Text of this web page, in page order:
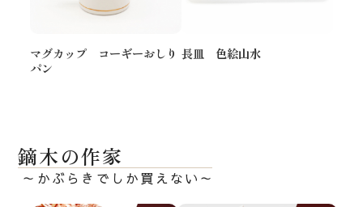
マグカップ コーギーおしり
パン
長皿 色絵山水
鏑木の作家
～かぶらきでしか買えない～